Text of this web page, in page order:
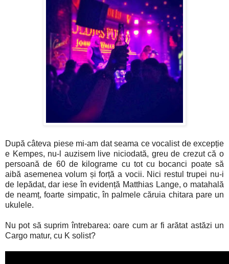
După câteva piese mi-am dat seama ce vocalist de excepție
e Kempes, nu-l auzisem live niciodată, greu de crezut că o
persoană de 60 de kilograme cu tot cu bocanci poate să
aibă asemenea volum și forță a vocii. Nici restul trupei nu-i
de lepădat, dar iese în evidență Matthias Lange, o matahală
de neamț, foarte simpatic, în palmele căruia chitara pare un
ukulele.
Nu pot să suprim întrebarea: oare cum ar fi arătat astăzi un
Cargo matur, cu K solist?